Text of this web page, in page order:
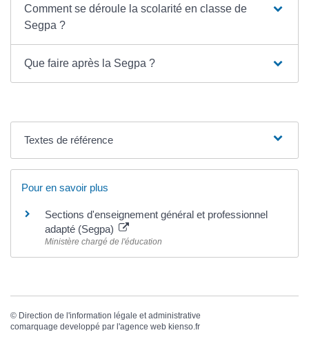
Comment se déroule la scolarité en classe de
Segpa ?
Que faire après la Segpa ?
Textes de référence
Pour en savoir plus
Sections d'enseignement général et professionnel
adapté (Segpa)
Ministère chargé de l'éducation
© Direction de l'information légale et administrative
comarquage developpé par l'agence web kienso.fr